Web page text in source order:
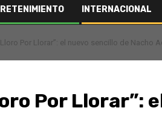
INTERNACIONAL
Lloro Por Llorar”: el nuevo sencillo de Nacho
Por Llorar”: